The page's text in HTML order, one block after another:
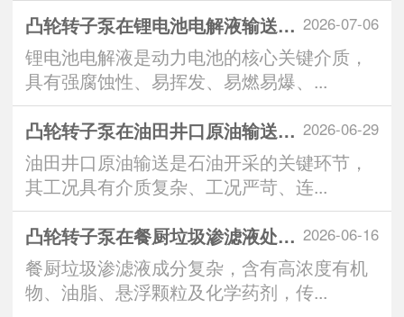
2026-07-06
凸轮转子泵在锂电池电解液输送中的技术优势与
锂电池电解液是动力电池的核心关键介质，
具有强腐蚀性、易挥发、易燃易爆、...
2026-06-29
凸轮转子泵在油田井口原油输送系统中的应用优
油田井口原油输送是石油开采的关键环节，
其工况具有介质复杂、工况严苛、连...
2026-06-16
凸轮转子泵在餐厨垃圾渗滤液处理中的突出表现
餐厨垃圾渗滤液成分复杂，含有高浓度有机
物、油脂、悬浮颗粒及化学药剂，传...